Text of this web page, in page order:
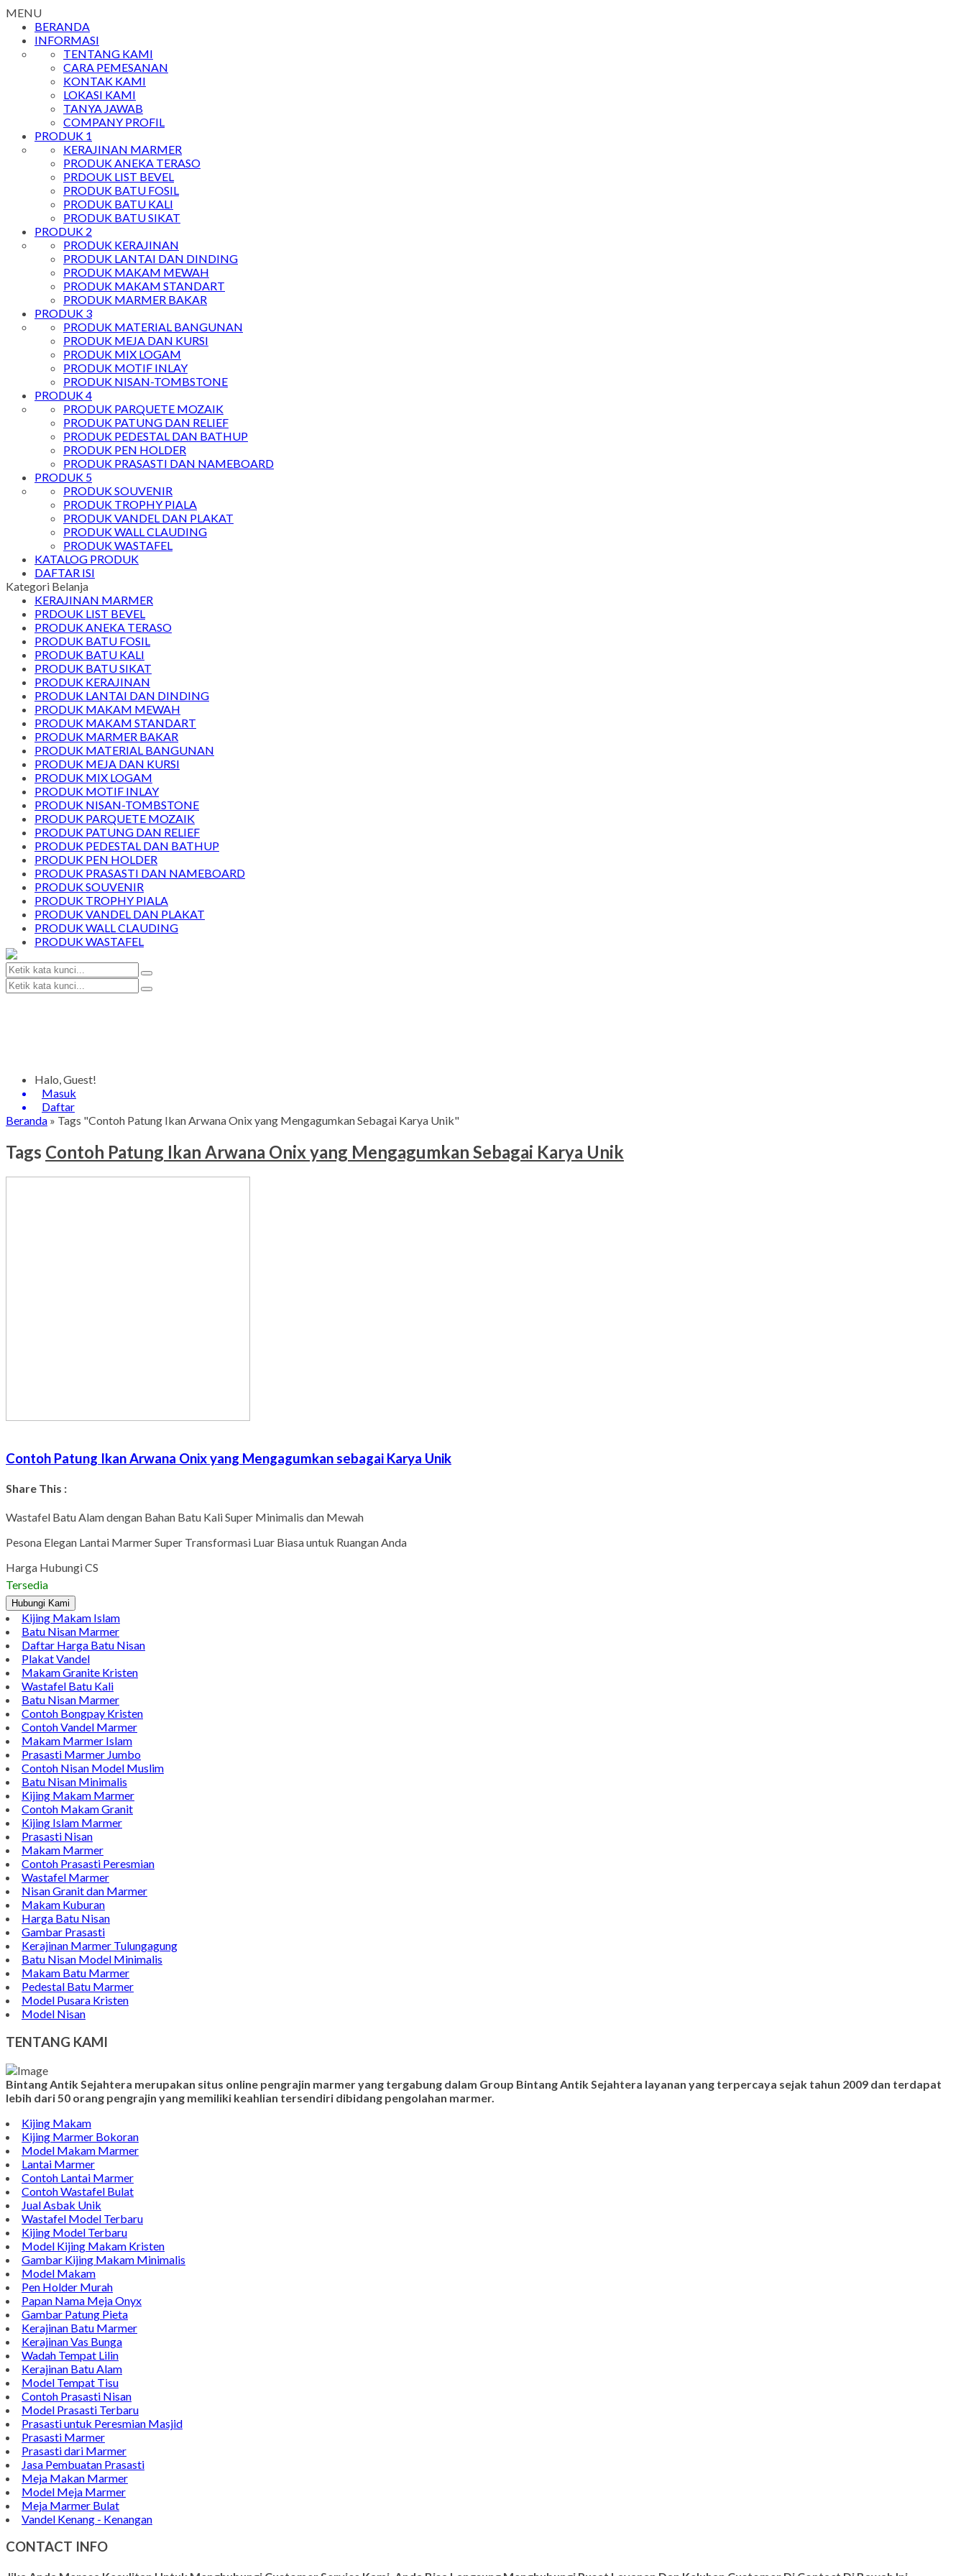
MENU
BERANDA
INFORMASI
TENTANG KAMI
CARA PEMESANAN
KONTAK KAMI
LOKASI KAMI
TANYA JAWAB
COMPANY PROFIL
PRODUK 1
KERAJINAN MARMER
PRODUK ANEKA TERASO
PRDOUK LIST BEVEL
PRODUK BATU FOSIL
PRODUK BATU KALI
PRODUK BATU SIKAT
PRODUK 2
PRODUK KERAJINAN
PRODUK LANTAI DAN DINDING
PRODUK MAKAM MEWAH
PRODUK MAKAM STANDART
PRODUK MARMER BAKAR
PRODUK 3
PRODUK MATERIAL BANGUNAN
PRODUK MEJA DAN KURSI
PRODUK MIX LOGAM
PRODUK MOTIF INLAY
PRODUK NISAN-TOMBSTONE
PRODUK 4
PRODUK PARQUETE MOZAIK
PRODUK PATUNG DAN RELIEF
PRODUK PEDESTAL DAN BATHUP
PRODUK PEN HOLDER
PRODUK PRASASTI DAN NAMEBOARD
PRODUK 5
PRODUK SOUVENIR
PRODUK TROPHY PIALA
PRODUK VANDEL DAN PLAKAT
PRODUK WALL CLAUDING
PRODUK WASTAFEL
KATALOG PRODUK
DAFTAR ISI
Kategori Belanja
KERAJINAN MARMER
PRDOUK LIST BEVEL
PRODUK ANEKA TERASO
PRODUK BATU FOSIL
PRODUK BATU KALI
PRODUK BATU SIKAT
PRODUK KERAJINAN
PRODUK LANTAI DAN DINDING
PRODUK MAKAM MEWAH
PRODUK MAKAM STANDART
PRODUK MARMER BAKAR
PRODUK MATERIAL BANGUNAN
PRODUK MEJA DAN KURSI
PRODUK MIX LOGAM
PRODUK MOTIF INLAY
PRODUK NISAN-TOMBSTONE
PRODUK PARQUETE MOZAIK
PRODUK PATUNG DAN RELIEF
PRODUK PEDESTAL DAN BATHUP
PRODUK PEN HOLDER
PRODUK PRASASTI DAN NAMEBOARD
PRODUK SOUVENIR
PRODUK TROPHY PIALA
PRODUK VANDEL DAN PLAKAT
PRODUK WALL CLAUDING
PRODUK WASTAFEL
Halo, Guest!
Masuk
Daftar
Beranda » Tags "Contoh Patung Ikan Arwana Onix yang Mengagumkan Sebagai Karya Unik"
Tags Contoh Patung Ikan Arwana Onix yang Mengagumkan Sebagai Karya Unik
Contoh Patung Ikan Arwana Onix yang Mengagumkan sebagai Karya Unik
Share This :
Wastafel Batu Alam dengan Bahan Batu Kali Super Minimalis dan Mewah
Pesona Elegan Lantai Marmer Super Transformasi Luar Biasa untuk Ruangan Anda
Harga Hubungi CS
Tersedia
Hubungi Kami
Kijing Makam Islam
Batu Nisan Marmer
Daftar Harga Batu Nisan
Plakat Vandel
Makam Granite Kristen
Wastafel Batu Kali
Batu Nisan Marmer
Contoh Bongpay Kristen
Contoh Vandel Marmer
Makam Marmer Islam
Prasasti Marmer Jumbo
Contoh Nisan Model Muslim
Batu Nisan Minimalis
Kijing Makam Marmer
Contoh Makam Granit
Kijing Islam Marmer
Prasasti Nisan
Makam Marmer
Contoh Prasasti Peresmian
Wastafel Marmer
Nisan Granit dan Marmer
Makam Kuburan
Harga Batu Nisan
Gambar Prasasti
Kerajinan Marmer Tulungagung
Batu Nisan Model Minimalis
Makam Batu Marmer
Pedestal Batu Marmer
Model Pusara Kristen
Model Nisan
TENTANG KAMI
Bintang Antik Sejahtera merupakan situs online pengrajin marmer yang tergabung dalam Group Bintang Antik Sejahtera layanan yang terpercaya sejak tahun 2009 dan terdapat
lebih dari 50 orang pengrajin yang memiliki keahlian tersendiri dibidang pengolahan marmer.
Kijing Makam
Kijing Marmer Bokoran
Model Makam Marmer
Lantai Marmer
Contoh Lantai Marmer
Contoh Wastafel Bulat
Jual Asbak Unik
Wastafel Model Terbaru
Kijing Model Terbaru
Model Kijing Makam Kristen
Gambar Kijing Makam Minimalis
Model Makam
Pen Holder Murah
Papan Nama Meja Onyx
Gambar Patung Pieta
Kerajinan Batu Marmer
Kerajinan Vas Bunga
Wadah Tempat Lilin
Kerajinan Batu Alam
Model Tempat Tisu
Contoh Prasasti Nisan
Model Prasasti Terbaru
Prasasti untuk Peresmian Masjid
Prasasti Marmer
Prasasti dari Marmer
Jasa Pembuatan Prasasti
Meja Makan Marmer
Model Meja Marmer
Meja Marmer Bulat
Vandel Kenang - Kenangan
CONTACT INFO